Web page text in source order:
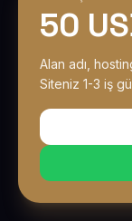
50
Alan adı,
Siteniz 1-3 iş